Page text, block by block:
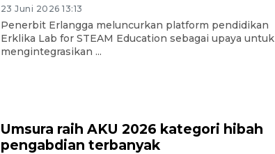
23 Juni 2026 13:13
Penerbit Erlangga meluncurkan platform pendidikan
Erklika Lab for STEAM Education sebagai upaya untuk
mengintegrasikan ...
Umsura raih AKU 2026 kategori hibah
pengabdian terbanyak